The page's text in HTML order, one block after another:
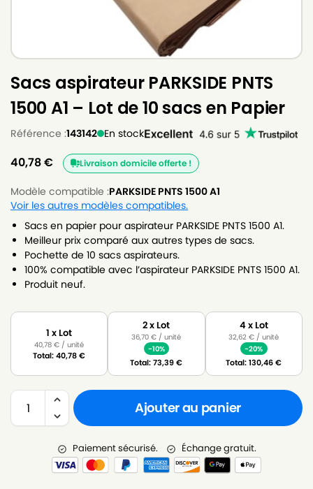
Sacs aspirateur PARKSIDE PNTS
1500 A1 – Lot de 10 sacs en Papier
Référence :143142 En stock
40,78€ Livraison domicile offerte !
Modèle compatible :PARKSIDE PNTS 1500 A1
Voir les autres modèles compatibles.
Sacs en papier pour aspirateur PARKSIDE PNTS 1500 A1.
Meilleur prix comparé aux autres types de sacs.
Pochette de 10 sacs aspirateurs.
100% compatible avec l’aspirateur PARKSIDE PNTS 1500 A1.
Produit neuf.
1 x Lot
40,78€ / unité
Total:40,78€
2 x Lot
36,70€ / unité
-10%
Total:73,39€
4 x Lot
32,62€ / unité
-20%
Total:130,46€
Ajouter au panier
Paiement sécurisé. Échange gratuit.